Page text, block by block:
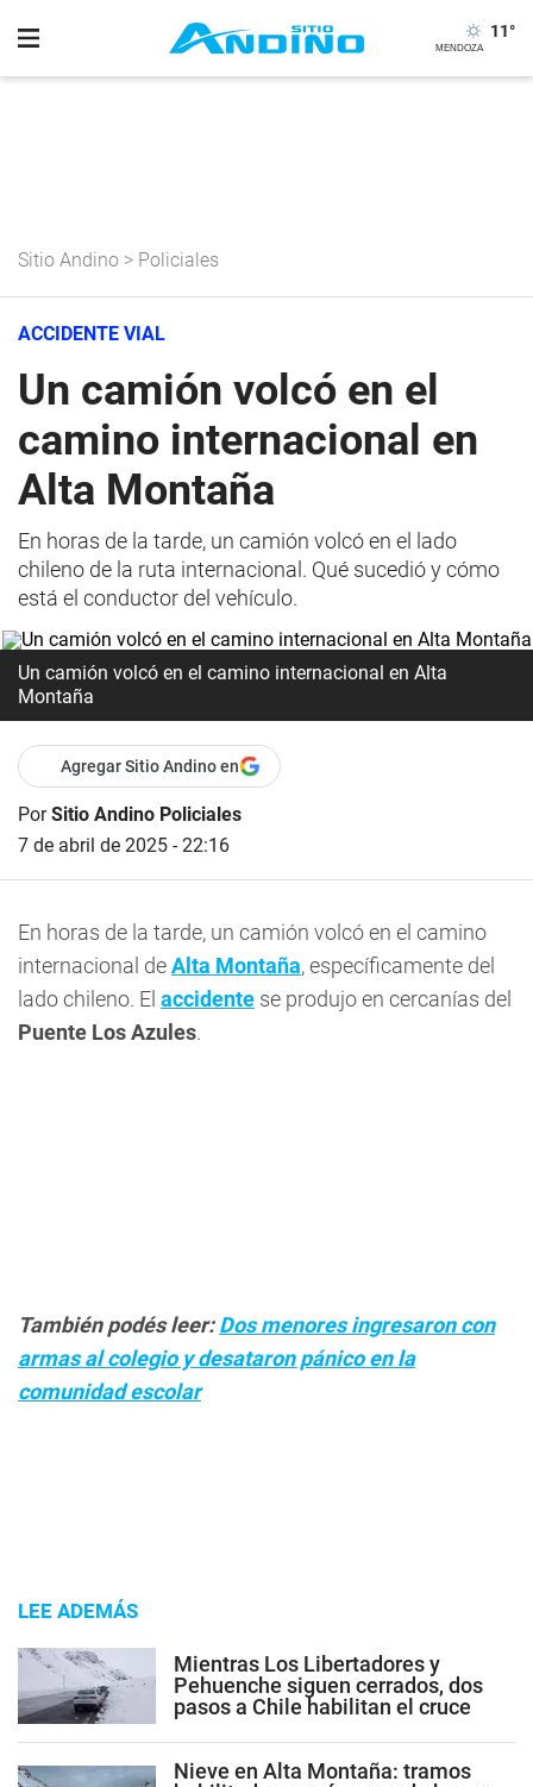
11°
Sitio Andino > Policiales
ACCIDENTE VIAL
Un camión volcó en el
camino internacional en
Alta Montaña
En horas de la tarde, un camión volcó en el lado
chileno de la ruta internacional. Qué sucedió y cómo
está el conductor del vehículo.
Un camión volcó en el camino internacional en Alta
Montaña
Agregar Sitio Andino en
PorSitio Andino Policiales
7 de abril de 2025 - 22:16
En horas de la tarde, un camión volcó en el camino
internacional deAlta Montaña, específicamente del
lado chileno. El accidente se produjo en cercanías del
Puente Los Azules.
También podés leer:Dos menores ingresaron con
armas al colegio y desataron pánico en la
comunidad escolar
LEE ADEMÁS
Mientras Los Libertadores y
Pehuenche siguen cerrados, dos
pasos a Chile habilitan el cruce
Nieve en Alta Montaña: tramos